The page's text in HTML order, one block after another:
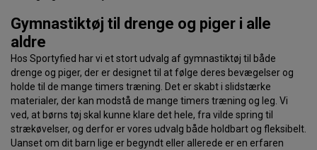
Gymnastiktøj til drenge og piger i alle
aldre
Hos Sportyfied har vi et stort udvalg af gymnastiktøj til både
drenge og piger, der er designet til at følge deres bevægelser og
holde til de mange timers træning. Det er skabt i slidstærke
materialer, der kan modstå de mange timers træning og leg. Vi
ved, at børns tøj skal kunne klare det hele, fra vilde spring til
strækøvelser, og derfor er vores udvalg både holdbart og fleksibelt.
Uanset om dit barn lige er begyndt eller allerede er en erfaren